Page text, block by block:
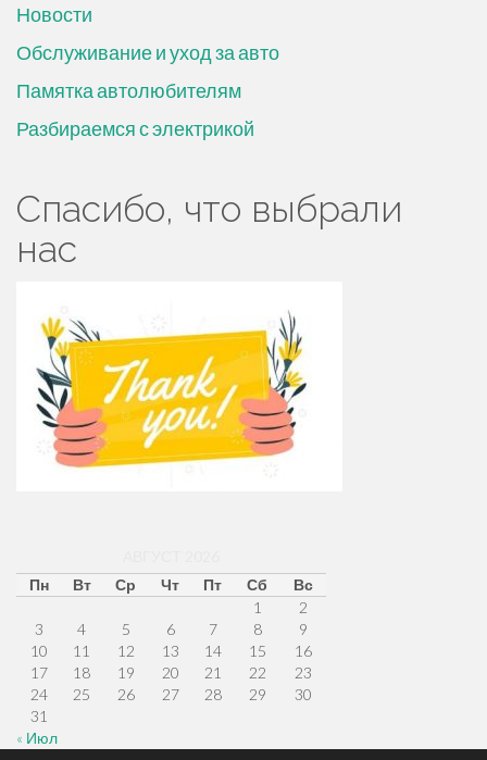
Новости
Обслуживание и уход за авто
Памятка автолюбителям
Разбираемся с электрикой
Спасибо, что выбрали
нас
Пн
Вт Ср Чт Пт Сб
Вс
1
2
3
4 5 6 7 8
9
10
11 12 13 14 15
16
17
18 19 20 21 22
23
24
25 26 27 28 29
30
31
« Июл